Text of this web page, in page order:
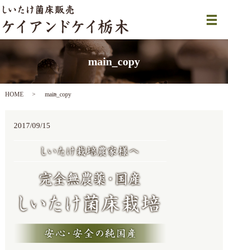
メ
main_copy
HOME main_copy
2017/09/15